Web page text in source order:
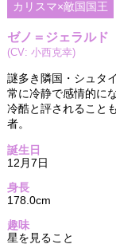
カリスマ×敵国国王
ゼノ＝ジェラルド
(CV: 小西克幸)
謎多き隣国・シュタ
常に冷静で感情的に
冷酷と評されること
者。
誕生日
12月7日
身長
178.0cm
趣味
星を見ること